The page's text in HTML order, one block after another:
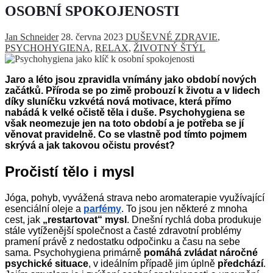
OSOBNÍ SPOKOJENOSTI
Jan Schneider 28. června 2023 DUŠEVNÉ ZDRAVIE,
PSYCHOHYGIENA, RELAX, ŽIVOTNÝ ŠTÝL
Jaro a léto jsou zpravidla vnímány jako období nových
začátků. Příroda se po zimě probouzí k životu a v lidech
díky sluníčku vzkvétá nová motivace, která přímo
nabádá k velké očistě těla i duše. Psychohygiena se
však neomezuje jen na toto období a je potřeba se jí
věnovat pravidelně. Co se vlastně pod tímto pojmem
skrývá a jak takovou očistu provést?
Pročistí tělo i mysl
Jóga, pohyb, vyvážená strava nebo aromaterapie využívající
esenciální oleje a parfémy. To jsou jen některé z mnoha
cest, jak „restartovat“ mysl . Dnešní rychlá doba produkuje
stále vytíženější společnost a časté zdravotní problémy
pramení právě z nedostatku odpočinku a času na sebe
sama. Psychohygiena primárně pomáhá zvládat náročné
psychické situace, v ideálním případě jim úplně předchází.